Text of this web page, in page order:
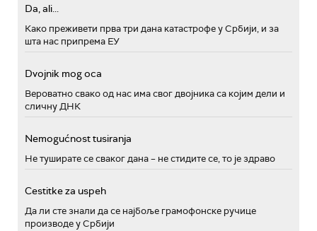
Da, ali...
Како преживети прва три дана катастрофе у Србији, и за
шта нас припрема ЕУ
Dvojnik mog oca
Вероватно свако од нас има свог двојника са којим дели и
сличну ДНК
Nemogućnost tusiranja
Не туширате се сваког дана – не стидите се, то је здраво
Cestitke za uspeh
Да ли сте знали да се најбоље грамофонске ручице
производе у Србији